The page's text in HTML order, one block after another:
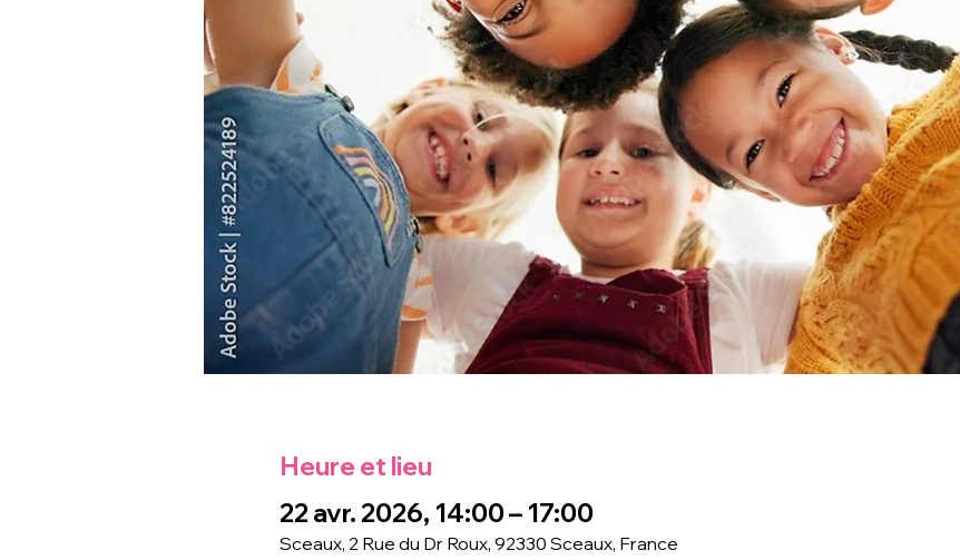
Heure et lieu
22 avr. 2026, 14:00 – 17:00
Sceaux, 2 Rue du Dr Roux, 92330 Sceaux, France